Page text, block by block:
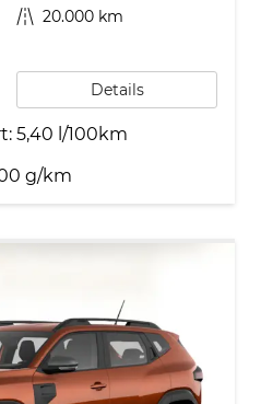
Kilometerstand 20.000 km
Details
5,40 l/100km
g/km